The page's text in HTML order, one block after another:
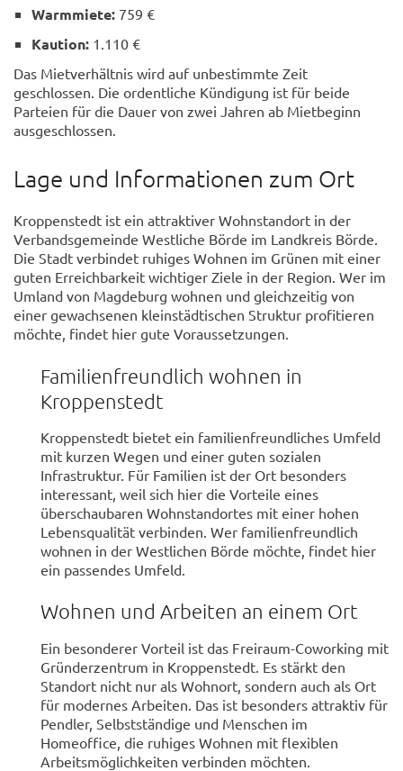
Warmmiete: 759 €
Kaution: 1.110 €
Das Mietverhältnis wird auf unbestimmte Zeit
geschlossen. Die ordentliche Kündigung ist für beide
Parteien für die Dauer von zwei Jahren ab Mietbeginn
ausgeschlossen.
Lage und Informationen zum Ort
Kroppenstedt ist ein attraktiver Wohnstandort in der
Verbandsgemeinde Westliche Börde im Landkreis Börde.
Die Stadt verbindet ruhiges Wohnen im Grünen mit einer
guten Erreichbarkeit wichtiger Ziele in der Region. Wer im
Umland von Magdeburg wohnen und gleichzeitig von
einer gewachsenen kleinstädtischen Struktur profitieren
möchte, findet hier gute Voraussetzungen.
Familienfreundlich wohnen in
Kroppenstedt
Kroppenstedt bietet ein familienfreundliches Umfeld
mit kurzen Wegen und einer guten sozialen
Infrastruktur. Für Familien ist der Ort besonders
interessant, weil sich hier die Vorteile eines
überschaubaren Wohnstandortes mit einer hohen
Lebensqualität verbinden. Wer familienfreundlich
wohnen in der Westlichen Börde möchte, findet hier
ein passendes Umfeld.
Wohnen und Arbeiten an einem Ort
Ein besonderer Vorteil ist das Freiraum-Coworking mit
Gründerzentrum in Kroppenstedt. Es stärkt den
Standort nicht nur als Wohnort, sondern auch als Ort
für modernes Arbeiten. Das ist besonders attraktiv für
Pendler, Selbstständige und Menschen im
Homeoffice, die ruhiges Wohnen mit flexiblen
Arbeitsmöglichkeiten verbinden möchten.